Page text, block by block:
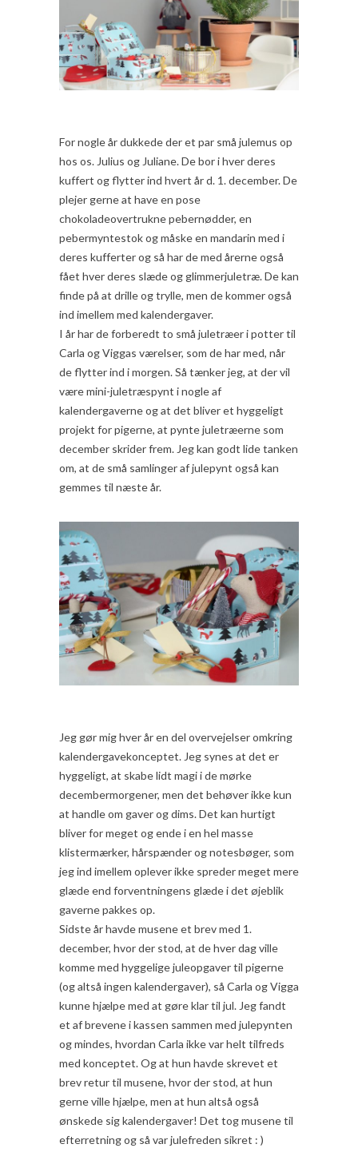
For nogle år dukkede der et par små julemus op
hos os. Julius og Juliane. De bor i hver deres
kuffert og flytter ind hvert år d. 1. december. De
plejer gerne at have en pose
chokoladeovertrukne pebernødder, en
pebermyntestok og måske en mandarin med i
deres kufferter og så har de med årerne også
fået hver deres slæde og glimmerjuletræ. De kan
finde på at drille og trylle, men de kommer også
ind imellem med kalendergaver.
I år har de forberedt to små juletræer i potter til
Carla og Viggas værelser, som de har med, når
de flytter ind i morgen. Så tænker jeg, at der vil
være mini-juletræspynt i nogle af
kalendergaverne og at det bliver et hyggeligt
projekt for pigerne, at pynte juletræerne som
december skrider frem. Jeg kan godt lide tanken
om, at de små samlinger af julepynt også kan
gemmes til næste år.
Jeg gør mig hver år en del overvejelser omkring
kalendergavekonceptet. Jeg synes at det er
hyggeligt, at skabe lidt magi i de mørke
decembermorgener, men det behøver ikke kun
at handle om gaver og dims. Det kan hurtigt
bliver for meget og ende i en hel masse
klistermærker, hårspænder og notesbøger, som
jeg ind imellem oplever ikke spreder meget mere
glæde end forventningens glæde i det øjeblik
gaverne pakkes op.
Sidste år havde musene et brev med 1.
december, hvor der stod, at de hver dag ville
komme med hyggelige juleopgaver til pigerne
(og altså ingen kalendergaver), så Carla og Vigga
kunne hjælpe med at gøre klar til jul. Jeg fandt
et af brevene i kassen sammen med julepynten
og mindes, hvordan Carla ikke var helt tilfreds
med konceptet. Og at hun havde skrevet et
brev retur til musene, hvor der stod, at hun
gerne ville hjælpe, men at hun altså også
ønskede sig kalendergaver! Det tog musene til
efterretning og så var julefreden sikret : )